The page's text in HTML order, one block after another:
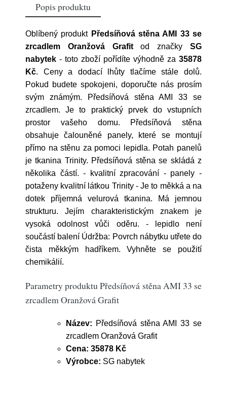
Popis produktu
Oblíbený produkt Předsíňová stěna AMI 33 se
zrcadlem Oranžová Grafitod značkySG
nabytek - toto zboží pořídíte výhodně za 35878
Kč. Ceny a dodací lhůty tlačíme stále dolů.
Pokud budete spokojeni, doporučte nás prosím
svým známým. Předsíňová stěna AMI 33 se
zrcadlem. Je to praktický prvek do vstupních
prostor vašeho domu. Předsíňová stěna
obsahuje čalouněné panely, které se montují
přímo na stěnu za pomoci lepidla. Potah panelů
je tkanina Trinity. Předsíňová stěna se skládá z
několika částí. - kvalitní zpracování - panely -
potaženy kvalitní látkou Trinity - Je to měkká a na
dotek příjemná velurová tkanina. Má jemnou
strukturu. Jejím charakteristickým znakem je
vysoká odolnost vůči oděru. - lepidlo není
součástí balení Údržba: Povrch nábytku utřete do
čista měkkým hadříkem. Vyhněte se použití
chemikálií.
Parametry produktu Předsíňová stěna AMI 33 se
zrcadlem Oranžová Grafit
Název: Předsíňová stěna AMI 33 se
zrcadlem Oranžová Grafit
Cena: 35878 Kč
Výrobce: SG nabytek